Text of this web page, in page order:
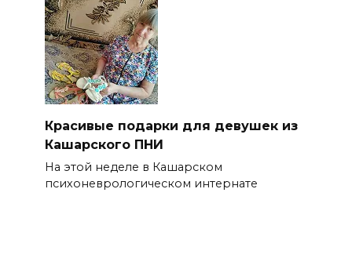
Красивые подарки для девушек из
Кашарского ПНИ
На этой неделе в Кашарском
психоневрологическом интернате